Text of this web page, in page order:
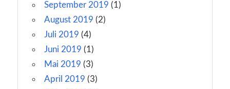
September 2019 (1)
August 2019 (2)
Juli 2019 (4)
Juni 2019 (1)
Mai 2019 (3)
April 2019 (3)